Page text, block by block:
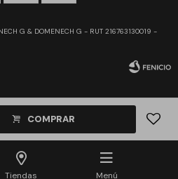
Tiendas Menú
COMPRAR
G & DOMENECH G - RUT 216763130019 -